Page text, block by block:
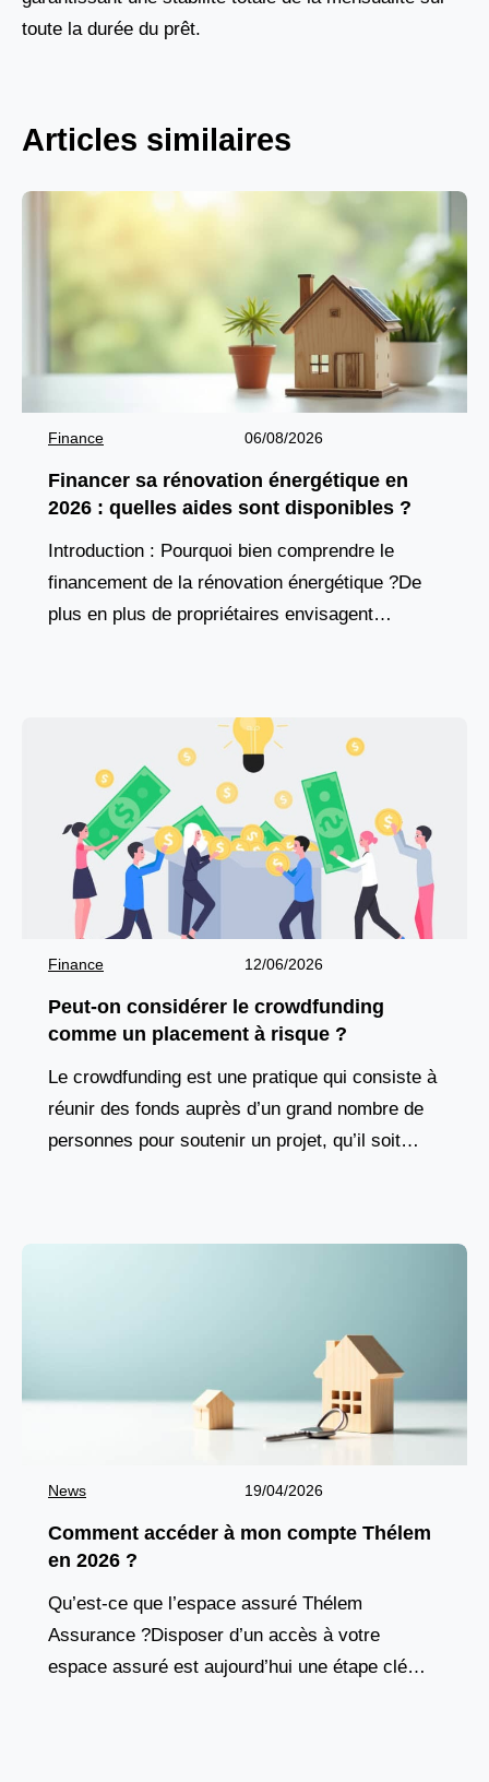
toute la durée du prêt.
Articles similaires
Finance 06/08/2026
Financer sa rénovation énergétique en
2026 : quelles aides sont disponibles ?
Introduction : Pourquoi bien comprendre le
financement de la rénovation énergétique ?De
plus en plus de propriétaires envisagent
Finance 12/06/2026
Peut-on considérer le crowdfunding
comme un placement à risque ?
Le crowdfunding est une pratique qui consiste à
réunir des fonds auprès d’un grand nombre de
personnes pour soutenir un projet, qu’il soit
News 19/04/2026
Comment accéder à mon compte Thélem
en 2026 ?
Qu’est-ce que l’espace assuré Thélem
Assurance ?Disposer d’un accès à votre
espace assuré est aujourd’hui une étape clé